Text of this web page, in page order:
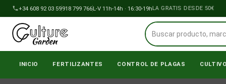
al
contenido
+34 608 92 03 59918 799 766L-V 11h-14h · 16:30-19h
ENVÍOS A PENÍNSULA GRATIS DESDE 50€
INICIO FERTILIZANTES CONTROL DE PLAGAS CULTIVO